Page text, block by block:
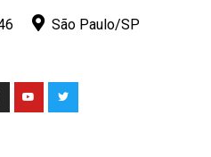
São Paulo/SP